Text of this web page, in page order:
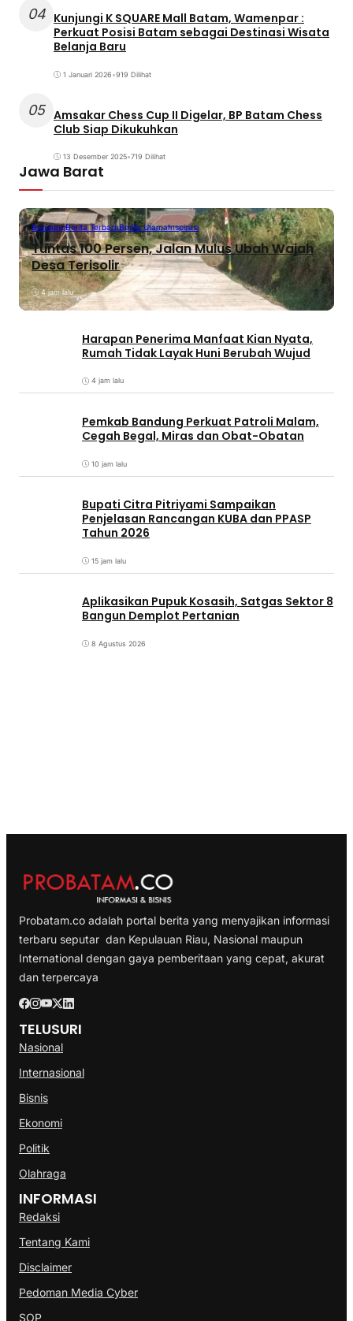
04 Kunjungi K SQUARE Mall Batam, Wamenpar :
Perkuat Posisi Batam sebagai Destinasi Wisata
Belanja Baru
1 Januari 2026•919 Dilihat
05 Amsakar Chess Cup II Digelar, BP Batam Chess
Club Siap Dikukuhkan
13 Desember 2025•719 Dilihat
Jawa Barat
BandungBerita TerbaruBerita UtamaInspirasi
Tuntas 100 Persen, Jalan Mulus Ubah Wajah
Desa Terisolir
4 jam lalu
Harapan Penerima Manfaat Kian Nyata,
Rumah Tidak Layak Huni Berubah Wujud
4 jam lalu
Pemkab Bandung Perkuat Patroli Malam,
Cegah Begal, Miras dan Obat-Obatan
10 jam lalu
Bupati Citra Pitriyami Sampaikan
Penjelasan Rancangan KUBA dan PPASP
Tahun 2026
15 jam lalu
Aplikasikan Pupuk Kosasih, Satgas Sektor 8
Bangun Demplot Pertanian
8 Agustus 2026
Probatam.co adalah portal berita yang menyajikan informasi
terbaru seputar dan Kepulauan Riau, Nasional maupun
International dengan gaya pemberitaan yang cepat, akurat
dan terpercaya
TELUSURI
Nasional
Internasional
Bisnis
Ekonomi
Politik
Olahraga
INFORMASI
Redaksi
Tentang Kami
Disclaimer
Pedoman Media Cyber
SOP